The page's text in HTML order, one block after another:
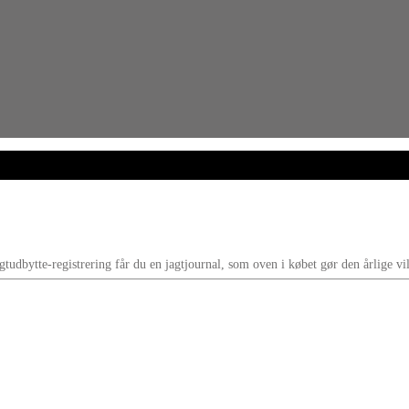
registrering får du en jagtjournal, som oven i købet gør den årlige